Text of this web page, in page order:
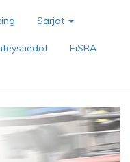
Sarjat
FiSRA